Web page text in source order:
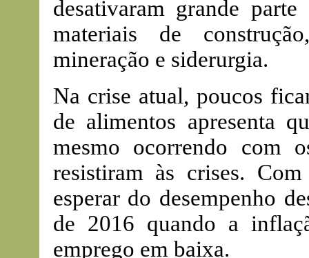
desativaram grande
materiais de
mineração e siderurgia.
Na crise atual, poucos
de alimentos apresenta
mesmo ocorrendo com
resistiram às crises.
esperar do desempenho
de 2016 quando a
emprego em baixa.